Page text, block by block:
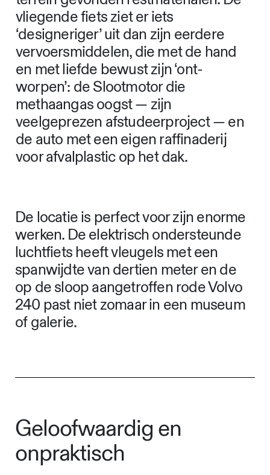
vliegende fiets ziet er iets
‘designeriger’ uit dan zijn eerdere
vervoersmiddelen, die met de hand
en met liefde bewust zijn ‘ont-
worpen’: de Slootmotor die
methaangas oogst — zijn
veelgeprezen afstudeerproject — en
de auto met een eigen raffinaderij
voor afvalplastic op het dak.
De locatie is perfect voor zijn enorme
werken. De elektrisch ondersteunde
luchtfiets heeft vleugels met een
spanwijdte van dertien meter en de
op de sloop aangetroffen rode Volvo
240 past niet zomaar in een museum
of galerie.
Geloofwaardig en
onpraktisch